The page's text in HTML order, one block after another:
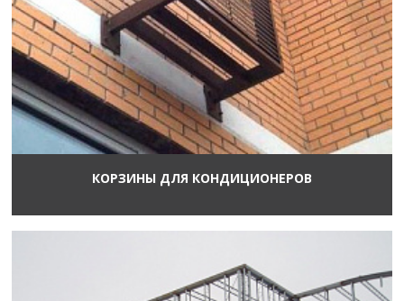
КОРЗИНЫ ДЛЯ КОНДИЦИОНЕРОВ